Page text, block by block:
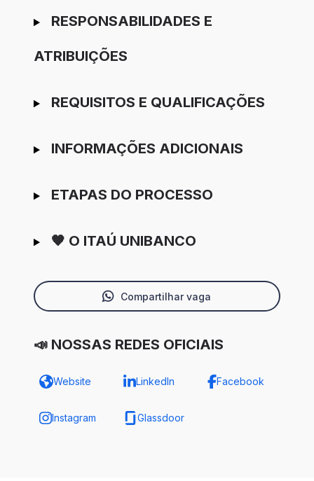
RESPONSABILIDADES E
ATRIBUIÇÕES
REQUISITOS E QUALIFICAÇÕES
INFORMAÇÕES ADICIONAIS
ETAPAS DO PROCESSO
🧡 O ITAÚ UNIBANCO
Compartilhar vaga
📣 NOSSAS REDES OFICIAIS
Website LinkedIn Facebook
Instagram Glassdoor